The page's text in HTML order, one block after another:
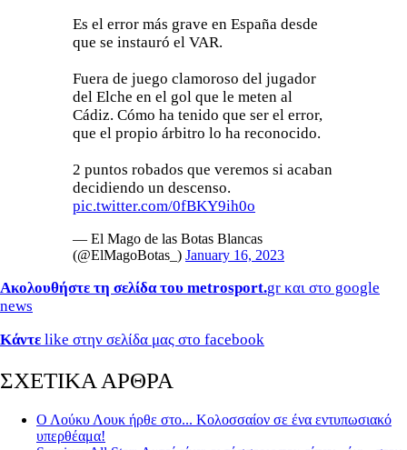
Es el error más grave en España desde
que se instauró el VAR.
Fuera de juego clamoroso del jugador
del Elche en el gol que le meten al
Cádiz. Cómo ha tenido que ser el error,
que el propio árbitro lo ha reconocido.
2 puntos robados que veremos si acaban
decidiendo un descenso.
pic.twitter.com/0fBKY9ih0o
— El Mago de las Botas Blancas
(@ElMagoBotas_) January 16, 2023
Ακολουθήστε τη σελίδα του metrosport.gr και στο google
news
Κάντε like στην σελίδα μας στο facebook
ΣΧΕΤΙΚΑ ΑΡΘΡΑ
Ο Λούκυ Λουκ ήρθε στο... Κολοσσαίον σε ένα εντυπωσιακό
υπερθέαμα!